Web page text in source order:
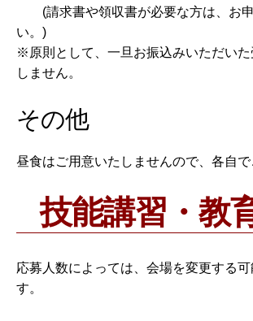
(請求書や領収書が必要な方は、お申
い。)
※原則として、一旦お振込みいただい
しません。
その他
昼食はご用意いたしませんので、各自で
技能講習・教
応募人数によっては、会場を変更する可
す。